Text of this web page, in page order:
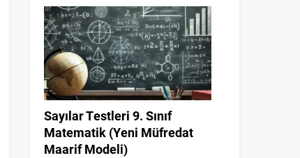
Sayılar Testleri 9. Sınıf
Matematik (Yeni Müfredat
Maarif Modeli)